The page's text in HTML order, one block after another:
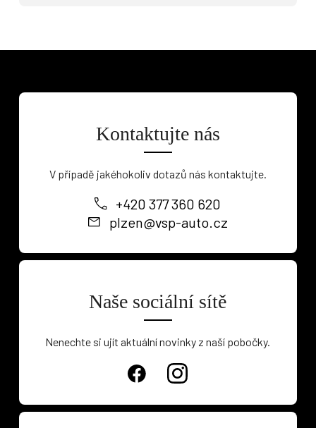
Kontaktujte nás
V případě jakéhokoliv dotazů nás kontaktujte.
+420 377 360 620
plzen@vsp-auto.cz
Naše sociální sítě
Nenechte si ujít aktuální novinky z naší pobočky.
Powered by chaterimo